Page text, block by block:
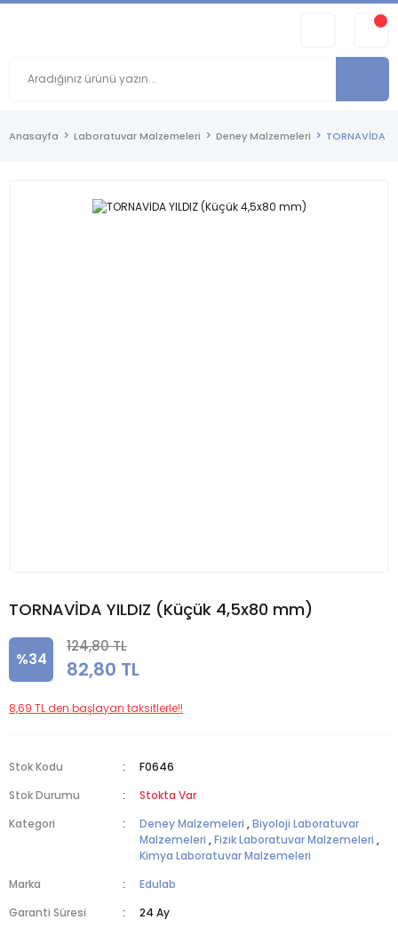
Anasayfa Laboratuvar Malzemeleri Deney Malzemeleri TORNAVİDA
TORNAVİDA YILDIZ (Küçük 4,5x80 mm)
%34
124,80 TL
82,80 TL
8,69 TL den başlayan taksitlerle!!
Stok Kodu
F0646
Stok Durumu
Stokta Var
Kategori
Deney Malzemeleri ,Biyoloji Laboratuvar
Malzemeleri ,Fizik Laboratuvar Malzemeleri ,
Kimya Laboratuvar Malzemeleri
Marka
Edulab
Garanti Süresi
24 Ay